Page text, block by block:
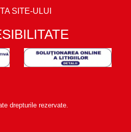
SITE-ULUI
drepturile rezervate.